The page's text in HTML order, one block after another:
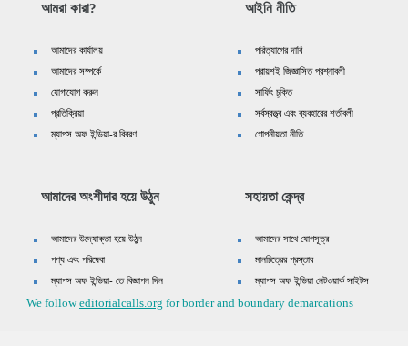
আমরা কারা?
আমাদের কার্যালয়
আমাদের সম্পর্কে
যোগাযোগ করুন
প্রতিক্রিয়া
ম্যাপস অফ ইন্ডিয়া-র বিবরণ
আইনি নীতি
পরিত্যাগের দাবি
প্রায়শই জিজ্ঞাসিত প্রশ্নাবলী
সার্ফিং চুক্তি
সর্বস্বত্ত্ব এবং ব্যবহারের শর্তাবলী
গোপনীয়তা নীতি
আমাদের অংশীদার হয়ে উঠুন
আমাদের উদ্যোক্তা হয়ে উঠুন
পণ্য এবং পরিষেবা
ম্যাপস অফ ইন্ডিয়া- তে বিজ্ঞাপন দিন
সহায়তা কেন্দ্র
আমাদের সাথে যোগসূত্র
মানচিত্রের প্রস্তাব
ম্যাপস অফ ইন্ডিয়া নেটওয়ার্ক সাইটস
We followeditorialcalls.org for border and boundary demarcations